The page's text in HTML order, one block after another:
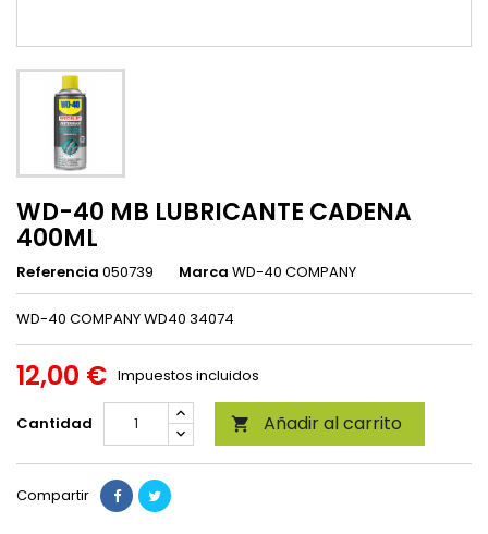
WD-40 MB LUBRICANTE CADENA
400ML
Referencia 050739 Marca WD-40 COMPANY
WD-40 COMPANY WD40 34074
12,00 € Impuestos incluidos
Cantidad  Añadir al carrito
Compartir